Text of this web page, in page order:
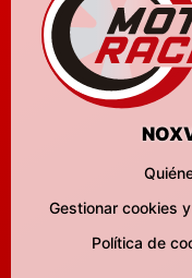
Gestionar cookies
Política de